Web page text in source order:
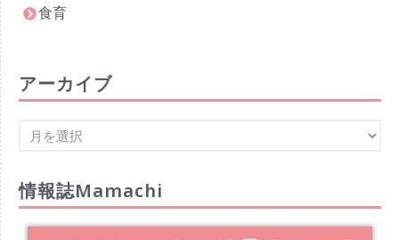
食育
アーカイブ
情報誌Mamachi